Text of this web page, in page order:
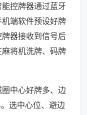
控牌器通过蓝牙
端软件预设好牌
器接收到信号后
将机洗牌、码牌
中心好牌多、边
选中心位、避边